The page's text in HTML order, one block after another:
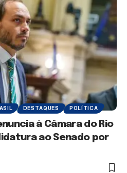
DESTAQUES POLÍTICA
à Câmara do Rio
ao Senado por